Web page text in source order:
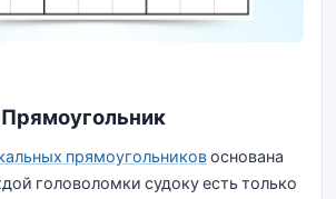
прямоугольниковоснована
головоломки судоку есть только